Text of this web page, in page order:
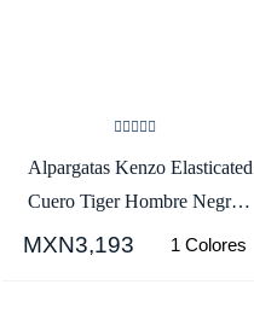
Alpargatas Kenzo Elasticated
Cuero Tiger Hombre Negras
- SKU.7147261
MXN3,193 1 Colores